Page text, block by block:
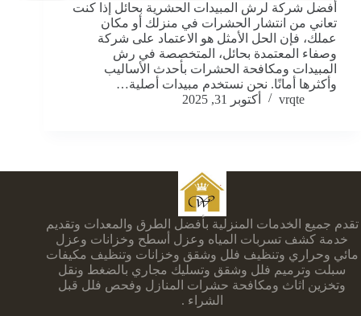
أفضل شركة لرش المبيدات الحشرية بحائل إذا كنت
تعاني من انتشار الحشرات في منزلك أو مكان
عملك، فإن الحل الأمثل هو الاعتماد على شركة
وصفاء المعتمدة بحائل، المتخصصة في رش
المبيدات ومكافحة الحشرات بأحدث الأساليب
وأكثرها أمانًا. نحن نستخدم مبيدات أصلية…
vrqte
أكتوبر 31, 2025
تقدم جميع الخدمات المنزلية بأفضل الطرق والمعدات وتقديم
خدمة كشف تسربات المياه وعزل أسطح وخزانات وعزل
مائي وحراري وتنظيف فلل وشقق وخزانات وتنظيف مكيفات
سبلت وترميم فلل وشقق وتسليك مجاري بالضغط ونقل
وتخزين اثاث ومكافحة حشرات المنازل وفحص فلل قبل
الشراء .